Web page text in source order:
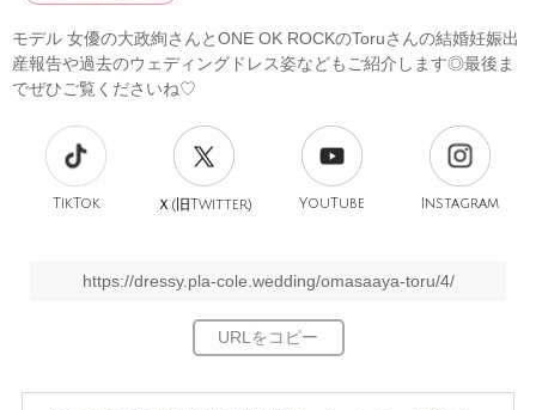
モデル 女優の大政絢さんとONE OK ROCKのToruさんの結婚妊娠出
産報告や過去のウェディングドレス姿などもご紹介します◎最後ま
でぜひご覧くださいね♡
TikTok Ｘ(旧Twitter) YouTube Instagram
https://dressy.pla-cole.wedding/omasaaya-toru/4/